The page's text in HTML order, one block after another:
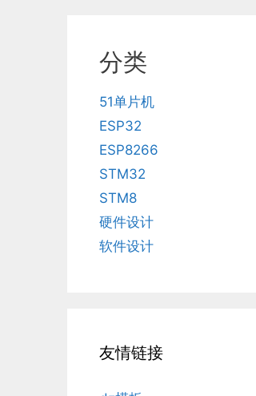
分类
51单片机
ESP32
ESP8266
STM32
STM8
硬件设计
软件设计
友情链接